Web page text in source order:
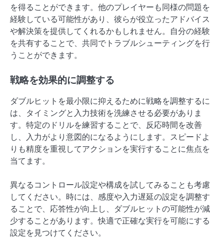
を得ることができます。他のプレイヤーも同様の問題を
経験している可能性があり、彼らが役立ったアドバイス
や解決策を提供してくれるかもしれません。自分の経験
を共有することで、共同でトラブルシューティングを行
うことができます。
戦略を効果的に調整する
ダブルヒットを最小限に抑えるために戦略を調整するに
は、タイミングと入力技術を洗練させる必要がありま
す。特定のドリルを練習することで、反応時間を改善
し、入力がより意図的になるようにします。スピードよ
りも精度を重視してアクションを実行することに焦点を
当てます。
異なるコントロール設定や構成を試してみることも考慮
してください。時には、感度や入力遅延の設定を調整す
ることで、応答性が向上し、ダブルヒットの可能性が減
少することがあります。快適で正確な実行を可能にする
設定を見つけてください。